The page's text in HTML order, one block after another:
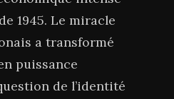
1945. Le miracle
a transformé
puissance
de l’identité